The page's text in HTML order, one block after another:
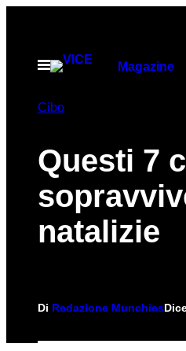
contenuto
Apri
Magazine
Cibo
Questi 7
natalizie
Di Redazione Munchies